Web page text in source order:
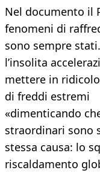
Nel documento il
fenomeni di
sono sempre
l’insolita
mettere in
di freddi estremi
«dimenticando
straordinari sono
stessa causa: lo
riscaldamento